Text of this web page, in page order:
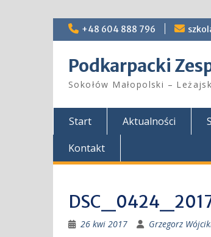
Skip
+48 604 888 796
Podkarpacki
Sokołów Małopolski –
Start Aktualności
Kontakt
26 kwi 2017 Grzegorz